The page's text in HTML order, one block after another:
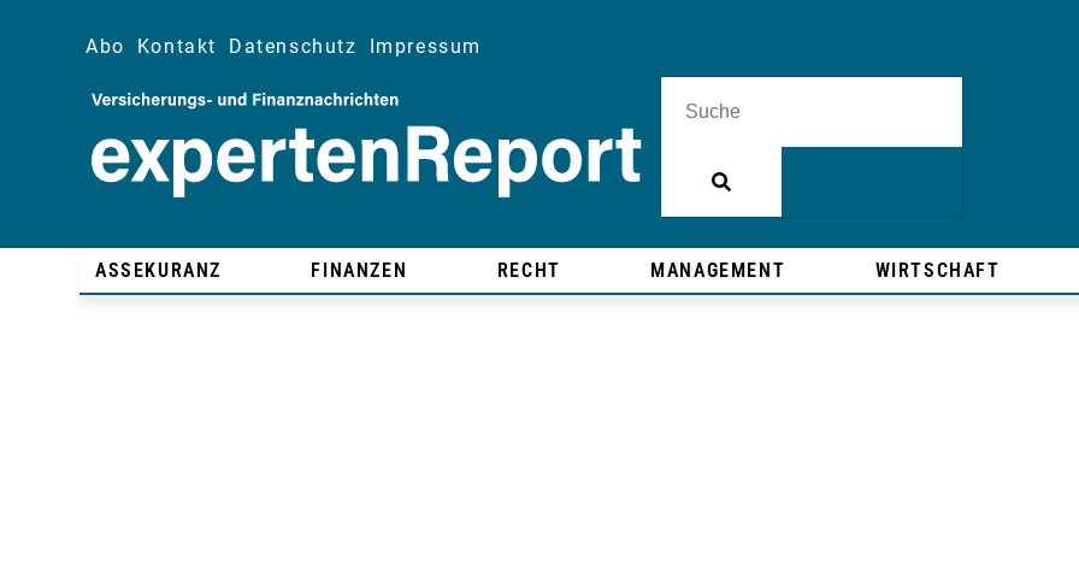
Abo Kontakt Datenschutz Impressum
ASSEKURANZ FINANZEN RECHT MANAGEMENT WIRTSCHAFT